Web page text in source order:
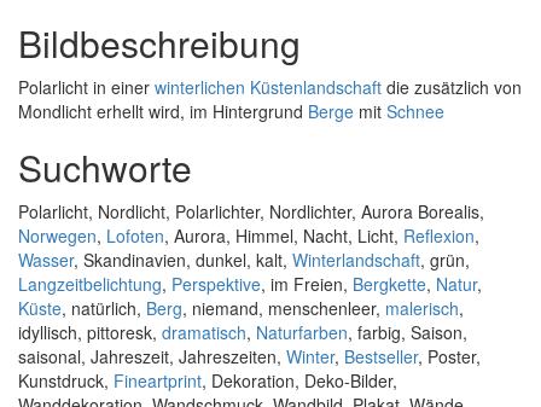
Bildbeschreibung
Polarlicht in einer winterlichen Küstenlandschaft die zusätzlich von
Mondlicht erhellt wird, im Hintergrund Berge mit Schnee
Suchworte
Polarlicht, Nordlicht, Polarlichter, Nordlichter, Aurora Borealis,
Norwegen, Lofoten, Aurora, Himmel, Nacht, Licht, Reflexion,
Wasser, Skandinavien, dunkel, kalt, Winterlandschaft, grün,
Langzeitbelichtung, Perspektive, im Freien, Bergkette, Natur,
Küste, natürlich, Berg, niemand, menschenleer, malerisch,
idyllisch, pittoresk, dramatisch, Naturfarben, farbig, Saison,
saisonal, Jahreszeit, Jahreszeiten, Winter, Bestseller, Poster,
Kunstdruck, Fineartprint, Dekoration, Deko-Bilder,